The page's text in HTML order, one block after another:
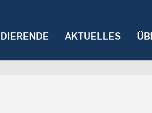
AKTUELLES